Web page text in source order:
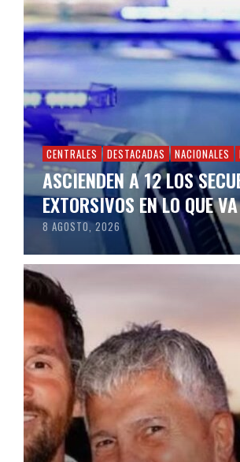
CENTRALES DESTACADAS NACIONALES
ASCIENDEN A 12 LOS
EXTORSIVOS EN LO QUE
8 AGOSTO, 2026